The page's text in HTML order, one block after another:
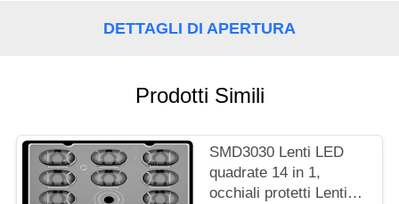
DEL
SITO
DETTAGLI DI APERTURA
Prodotti Simili
SMD3030 Lenti LED
quadrate 14 in 1,
occhiali protetti Lenti